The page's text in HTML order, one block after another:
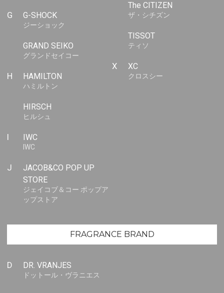
G G-SHOCK
ジーショック
GRAND SEIKO
グランドセイコー
H HAMILTON
ハミルトン
HIRSCH
ヒルシュ
IWC
IWC
J
JACOB&CO POP UP
STORE
ジェイコブ＆コー ポップア
ップストア
The CITIZEN
ザ・シチズン
TISSOT
ティソ
X XC
クロスシー
FRAGRANCE BRAND
D DR. VRANJES
ドットール・ヴラニエス